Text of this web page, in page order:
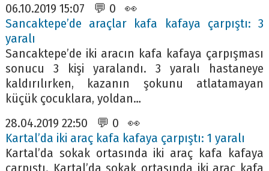
06.10.2019 15:07 💬 0 👀
Sancaktepe’de araçlar kafa kafaya çarpıştı: 3
yaralı
Sancaktepe’de iki aracın kafa kafaya çarpışması
sonucu 3 kişi yaralandı. 3 yaralı hastaneye
kaldırılırken, kazanın şokunu atlatamayan
küçük çocuklara, yoldan…
28.04.2019 22:50 💬 0 👀
Kartal’da iki araç kafa kafaya çarpıştı: 1 yaralı
Kartal’da sokak ortasında iki araç kafa kafaya